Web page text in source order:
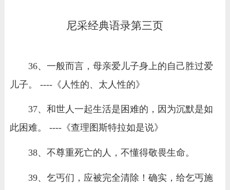
尼采经典语录第三页
36、一般而言，母亲爱儿子身上的自己胜过爱
儿子。 ----《人性的、太人性的》
37、和世人一起生活是困难的，因为沉默是如
此困难。 ----《查理图斯特拉如是说》
38、不尊重死亡的人，不懂得敬畏生命。
39、乞丐们，应被完全清除！确实，给乞丐施